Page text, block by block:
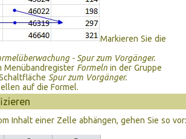
Markieren Sie die
- Spur zum Vorgänger.
Menübandregister Formeln in der Gruppe
Spur zum Vorgänger.
auf die Formel.
Inhalt einer Zelle abhängen, gehen Sie so vor: